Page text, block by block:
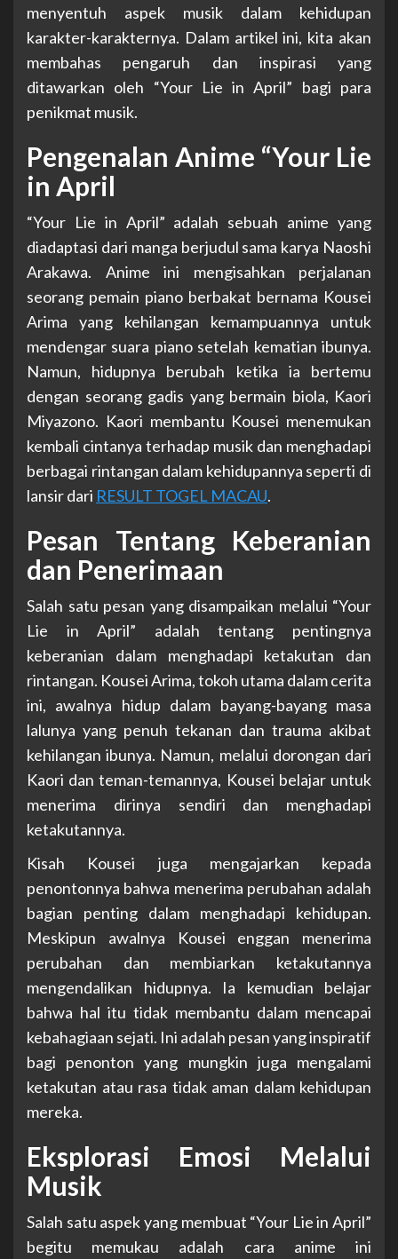
menyentuh aspek musik dalam kehidupan
karakter-karakternya. Dalam artikel ini, kita akan
membahas pengaruh dan inspirasi yang
ditawarkan oleh “Your Lie in April” bagi para
penikmat musik.
Pengenalan Anime “Your Lie
in April
“Your Lie in April” adalah sebuah anime yang
diadaptasi dari manga berjudul sama karya Naoshi
Arakawa. Anime ini mengisahkan perjalanan
seorang pemain piano berbakat bernama Kousei
Arima yang kehilangan kemampuannya untuk
mendengar suara piano setelah kematian ibunya.
Namun, hidupnya berubah ketika ia bertemu
dengan seorang gadis yang bermain biola, Kaori
Miyazono. Kaori membantu Kousei menemukan
kembali cintanya terhadap musik dan menghadapi
berbagai rintangan dalam kehidupannya seperti di
lansir dari RESULT TOGEL MACAU.
Pesan Tentang Keberanian
dan Penerimaan
Salah satu pesan yang disampaikan melalui “Your
Lie in April” adalah tentang pentingnya
keberanian dalam menghadapi ketakutan dan
rintangan. Kousei Arima, tokoh utama dalam cerita
ini, awalnya hidup dalam bayang-bayang masa
lalunya yang penuh tekanan dan trauma akibat
kehilangan ibunya. Namun, melalui dorongan dari
Kaori dan teman-temannya, Kousei belajar untuk
menerima dirinya sendiri dan menghadapi
ketakutannya.
Kisah Kousei juga mengajarkan kepada
penontonnya bahwa menerima perubahan adalah
bagian penting dalam menghadapi kehidupan.
Meskipun awalnya Kousei enggan menerima
perubahan dan membiarkan ketakutannya
mengendalikan hidupnya. Ia kemudian belajar
bahwa hal itu tidak membantu dalam mencapai
kebahagiaan sejati. Ini adalah pesan yang inspiratif
bagi penonton yang mungkin juga mengalami
ketakutan atau rasa tidak aman dalam kehidupan
mereka.
Eksplorasi Emosi Melalui
Musik
Salah satu aspek yang membuat “Your Lie in April”
begitu memukau adalah cara anime ini